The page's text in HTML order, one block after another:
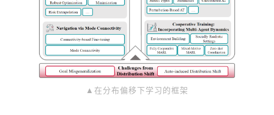
▲在分布偏移下学习的框架